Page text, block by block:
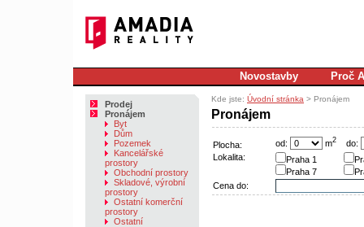
Novostavby Proč
Prodej
Pronájem
Byt
Dům
Pozemek
Kancelářské
prostory
Obchodní prostory
Skladové, výrobní
prostory
Ostatní komerční
prostory
Ostatní
Kde jste: Úvodní stránka > Pronájem
Pronájem
Plocha: od: m2 do:
Lokalita:
Praha 1
Praha 7
Cena do: